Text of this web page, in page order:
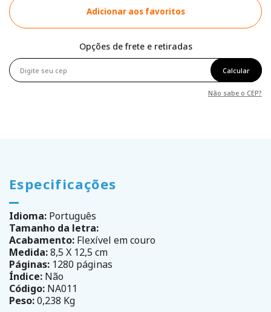
Adicionar aos favoritos
Opções de frete e retiradas
Calcular
Não sabe o CEP?
Especificações
Idioma: Português
Tamanho da letra:
Acabamento: Flexível em couro
Medida:8,5 X 12,5 cm
Páginas: 1280 páginas
Índice: Não
Código: NA011
Peso:0,238 Kg